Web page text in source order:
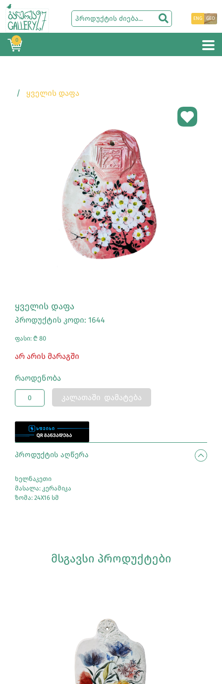
ENG GEO
0
ᲧᲕᲔᲚᲘᲡ ᲓᲐᲤᲐ
ᲧᲕᲔᲚᲘᲡ ᲓᲐᲤᲐ
პროდუქტის კოდი: 1644
ფასი: ₾ 80
Არ Არის Მარაგში
Რაოდენობა
ᲙᲐᲚᲐᲗᲐᲨᲘ ᲓᲐᲛᲐᲢᲔᲑᲐ
ᲞᲠᲝᲓᲣᲥᲢᲘᲡ ᲐᲦᲬᲔᲠᲐ
ხელნაკეთი
მასალა: კერამიკა
ზომა: 24X16 სმ
ᲛᲡᲒᲐᲕᲡᲘ ᲞᲠᲝᲓᲣᲥᲢᲔᲑᲘ
Სრულად Ნახვა